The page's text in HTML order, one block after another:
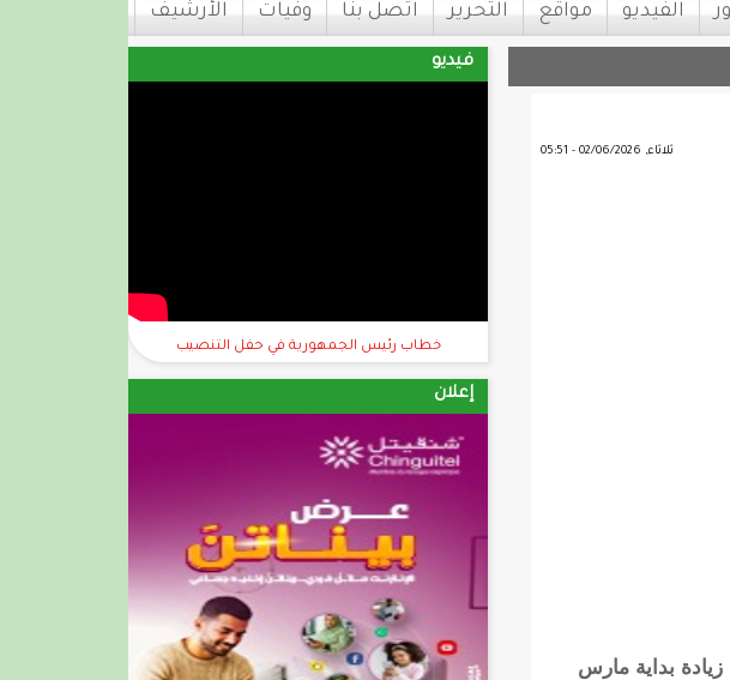
الفيديو مواقع التحرير اتصل بنا وفيات الأرشيف
فيديو
خطاب رئيس الجمهورية في حفل التنصيب
إعلان
ثلاثاء, 02/06/2026 - 05:51
بداية مارس